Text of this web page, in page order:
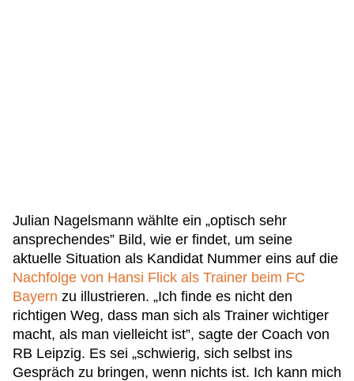
Julian Nagelsmann wählte ein „optisch sehr
ansprechendes” Bild, wie er findet, um seine
aktuelle Situation als Kandidat Nummer eins auf die
Nachfolge von Hansi Flick als Trainer beim FC
Bayern zu illustrieren. „Ich finde es nicht den
richtigen Weg, dass man sich als Trainer wichtiger
macht, als man vielleicht ist”, sagte der Coach von
RB Leipzig. Es sei „schwierig, sich selbst ins
Gespräch zu bringen, wenn nichts ist. Ich kann mich